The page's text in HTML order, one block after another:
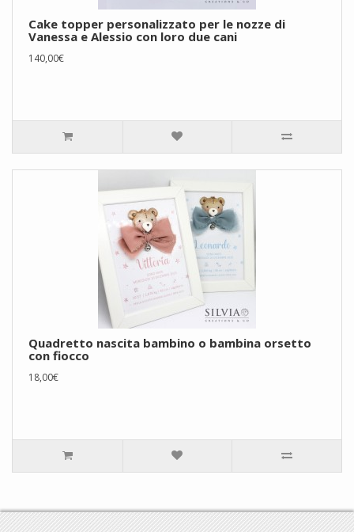
Cake topper personalizzato per le nozze di
Vanessa e Alessio con loro due cani
140,00€
Quadretto nascita bambino o bambina orsetto
con fiocco
18,00€